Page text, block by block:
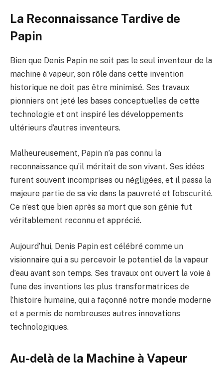
La Reconnaissance Tardive de
Papin
Bien que Denis Papin ne soit pas le seul inventeur de la
machine à vapeur, son rôle dans cette invention
historique ne doit pas être minimisé. Ses travaux
pionniers ont jeté les bases conceptuelles de cette
technologie et ont inspiré les développements
ultérieurs d’autres inventeurs.
Malheureusement, Papin n’a pas connu la
reconnaissance qu’il méritait de son vivant. Ses idées
furent souvent incomprises ou négligées, et il passa la
majeure partie de sa vie dans la pauvreté et l’obscurité.
Ce n’est que bien après sa mort que son génie fut
véritablement reconnu et apprécié.
Aujourd’hui, Denis Papin est célébré comme un
visionnaire qui a su percevoir le potentiel de la vapeur
d’eau avant son temps. Ses travaux ont ouvert la voie à
l’une des inventions les plus transformatrices de
l’histoire humaine, qui a façonné notre monde moderne
et a permis de nombreuses autres innovations
technologiques.
Au-delà de la Machine à Vapeur